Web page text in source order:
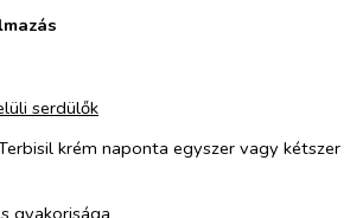
serdülők
krém naponta egyszer vagy kétszer
gyakorisága